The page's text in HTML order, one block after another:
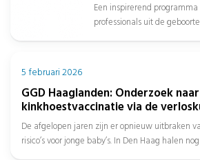
Een inspirerend
professionals uit de
5 februari 2026
GGD Haaglanden: Onderzoek naar
kinkhoestvaccinatie via de
De afgelopen jaren zijn er opnieuw uitbraken
risico’s voor jonge baby’s. In Den Haag halen